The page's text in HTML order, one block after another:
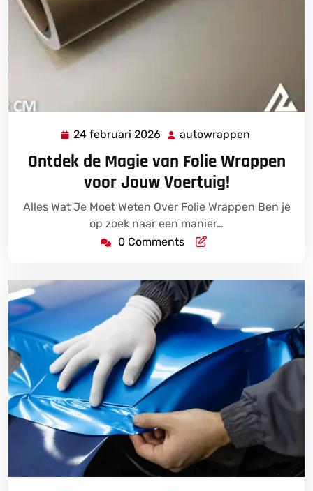
24 februari 2026 24
februari
2026
autowrappen
Ontdek de Magie van Folie Wrappen
voor Jouw Voertuig!
Alles Wat Je Moet Weten Over Folie Wrappen Ben je
op zoek naar een manier…
0 Comments